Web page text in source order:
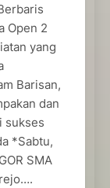
Open 2
yang
Barisan,
dan
sukses
*Sabtu,
SMA